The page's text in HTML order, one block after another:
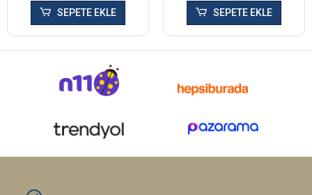
SEPETE EKLE SEPETE EKLE